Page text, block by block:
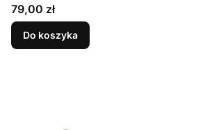
Cena
79,00 zł
Do koszyka